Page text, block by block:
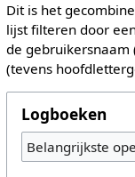
Dit is het
lijst filteren door
de
(tevens
Logboeken
Belangrijkste